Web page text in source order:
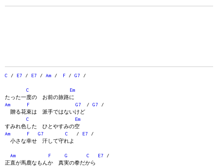
C / E7 / E7 / Am / F / G7 /
C
Em
たった一度の お前の旅路に
Am
F G7 / G7 /
贈る花束は 派手ではないけど
C
Em
すみれ色した ひとやすみの空
Am
F G7 C / E7 /
小さな幸せ 汗して守れよ
Am F G C E7 /
正直が馬鹿なもんか 真実の拳だから